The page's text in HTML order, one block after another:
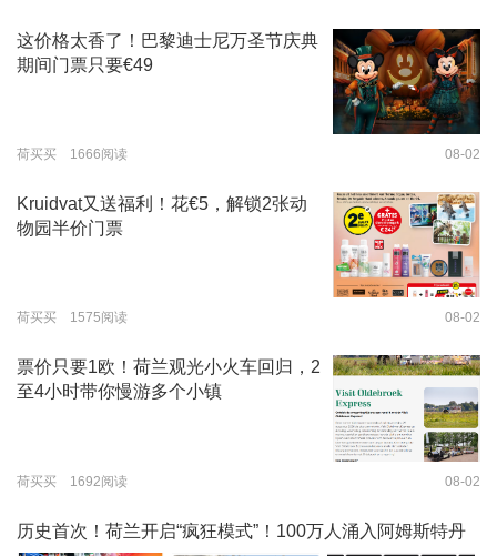
这价格太香了！巴黎迪士尼万圣节庆典
期间门票只要€49
荷买买 1666阅读 08-02
Kruidvat又送福利！花€5，解锁2张动
物园半价门票
荷买买 1575阅读 08-02
票价只要1欧！荷兰观光小火车回归，2
至4小时带你慢游多个小镇
荷买买 1692阅读 08-02
历史首次！荷兰开启“疯狂模式”！100万人涌入阿姆斯特丹